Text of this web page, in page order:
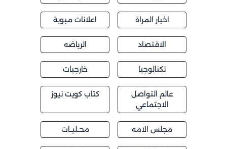
اخبار المراة اعلانات مبوبة
الاقتصاد الرياضه
تكنالوجيا خارجيات
عالم التواصل
الاجتماعي
كتاب كويت نيوز
مجلس الامه محــليــات